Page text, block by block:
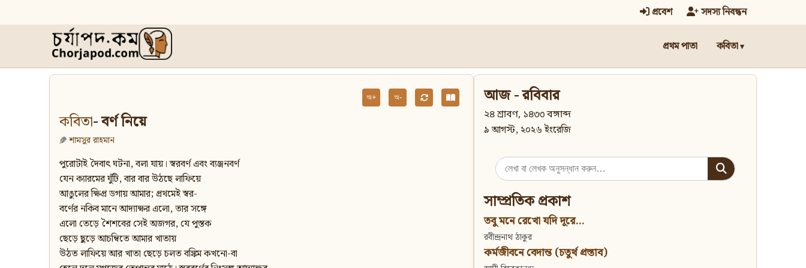
প্রবেশ সদস্য নিবন্ধন
প্রথম পাতা কবিতা
অ+ অ-
কবিতা- বর্ণ নিয়ে
শামসুর রাহমান
পুরোটাই দৈবাৎ ঘটনা, বলা যায়। স্বরবর্ণ এবং ব্যঞ্জনবর্ণ
যেন ক্যারমের ঘুঁটি, বার বার উঠছে লাফিয়ে
আঙুলের ক্ষিপ্র ডগায় আমার; প্রথমেই স্বর-
বর্ণের নকিব মানে আদ্যাক্ষর এলো, তার সঙ্গে
এলো তেড়ে শৈশবের সেই অজগর, যে পুস্তক
ছেড়ে ছুড়ে আচম্বিতে আমার খাতায়
উঠত লাফিয়ে আর খাতা ছেড়ে চলত বঙ্কিম কখনো-বা
আজ - রবিবার
২৪ শ্রাবণ, ১৪৩৩ বঙ্গাব্দ
৯ আগস্ট, ২০২৬ ইংরেজি
Search
for:
সাম্প্রতিক প্রকাশ
তবু মনে রেখো যদি দূরে...
রবীন্দ্রনাথ ঠাকুর
কর্মজীবনে বেদান্ত (চতুর্থ প্রস্তাব)